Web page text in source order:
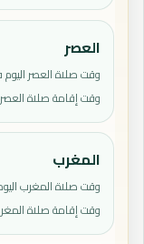
العصر
وقت صلاة العصر اليوم
وقت إقامة صلاة العصر
المغرب
وقت صلاة المغرب
وقت إقامة صلاة